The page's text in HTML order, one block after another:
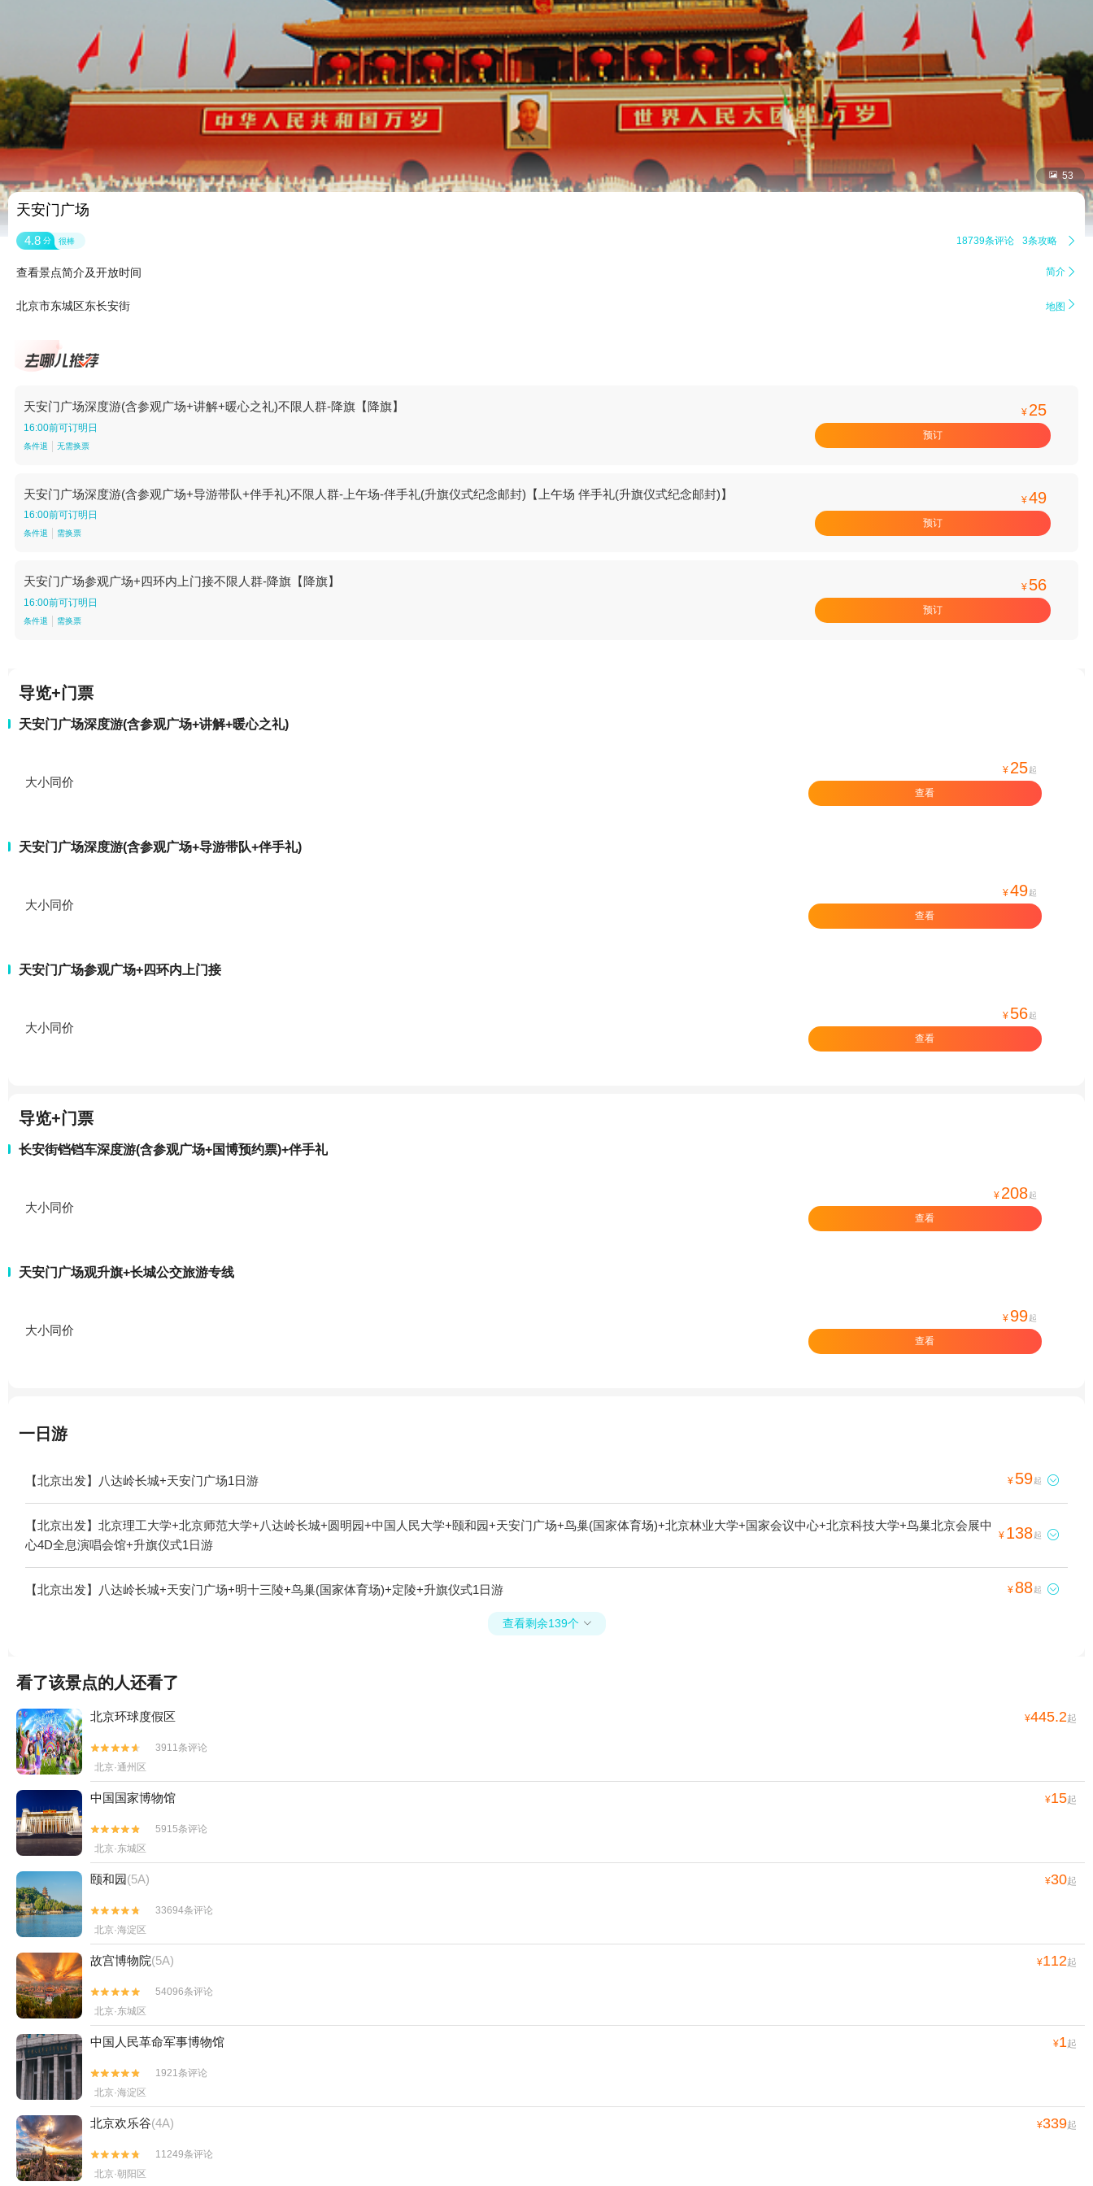
 53
天安门广场
4.8 分 很棒 18739条评论 3条攻略 
查看景点简介及开放时间 简介 
北京市东城区东长安街 地图 
天安门广场深度游(含参观广场+讲解+暖心之礼)不限人群-降旗【降旗】
16:00前可订明日
条件退 无需换票
¥ 25
预订
天安门广场深度游(含参观广场+导游带队+伴手礼)不限人群-上午场-伴手礼(升旗仪式纪念邮封)【上午场 伴手礼(升旗仪式纪念邮封)】
16:00前可订明日
条件退 需换票
¥49
预订
天安门广场参观广场+四环内上门接不限人群-降旗【降旗】
16:00前可订明日
条件退 需换票
¥ 56
预订
导览+门票
天安门广场深度游(含参观广场+讲解+暖心之礼)
大小同价
¥ 25 起
查看
天安门广场深度游(含参观广场+导游带队+伴手礼)
大小同价
¥49 起
查看
天安门广场参观广场+四环内上门接
大小同价
¥ 56 起
查看
导览+门票
长安街铛铛车深度游(含参观广场+国博预约票)+伴手礼
大小同价
¥ 208 起
查看
天安门广场观升旗+长城公交旅游专线
大小同价
¥ 99 起
查看
一日游
【北京出发】八达岭长城+天安门广场1日游 ¥ 59起 
【北京出发】北京理工大学+北京师范大学+八达岭长城+圆明园+中国人民大学+颐和园+天安门广场+鸟巢(国家体育场)+北京林业大学+国家会议中心+北京科技大学+鸟巢北京会展中
心4D全息演唱会馆+升旗仪式1日游
¥ 138起 
【北京出发】八达岭长城+天安门广场+明十三陵+鸟巢(国家体育场)+定陵+升旗仪式1日游 ¥ 88起 
查看剩余139个 
看了该景点的人还看了
北京环球度假区 ¥445.2起


3911条评论
北京·通州区
中国国家博物馆 ¥15起


5915条评论
北京·东城区
颐和园(5A) ¥30起


33694条评论
北京·海淀区
故宫博物院(5A) ¥112起


54096条评论
北京·东城区
中国人民革命军事博物馆 ¥1起


1921条评论
北京·海淀区
北京欢乐谷(4A) ¥339起


11249条评论
北京·朝阳区